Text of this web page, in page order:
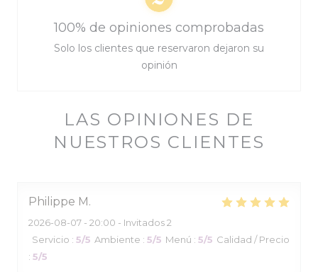
LAS OPINIONES DE
NUESTROS CLIENTES
Philippe M
2026-08-07 - 20:00 - Invitados 2
Servicio : 5/5 Ambiente : 5/5 Menú : 5/5 Calidad / Precio
: 5/5
100% de opiniones comprobadas
Solo los clientes que reservaron dejaron su
opinión